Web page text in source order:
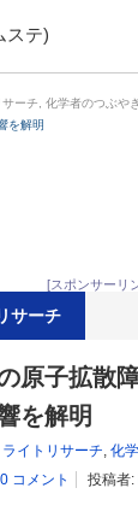
ステ)
ーチ 化学者のつぶやき
を解明
[スポンサーリ
サーチ
原子拡散
を解明
イトリサーチ, 化
0 コメント 投稿者: